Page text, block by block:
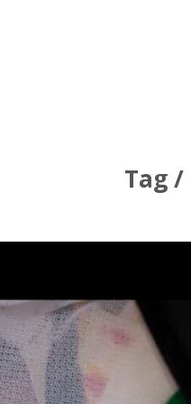
Tag /